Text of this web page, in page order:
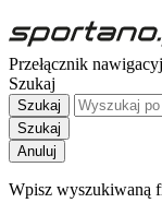
Przełącznik
Szukaj
Szukaj
Szukaj
Anuluj
Wpisz wyszukiwaną